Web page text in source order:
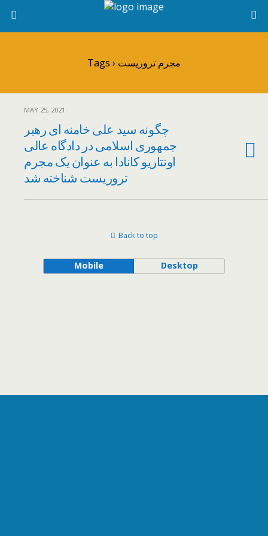
Tags › مجرم تروریست
MAY 25, 2021
چگونه سید علی خامنه ای رهبر
جمهوری اسلامی در دادگاه عالی
اونتاریو کانادا به عنوان یک مجرم
تروریست شناخته شد
Back to top
Mobile Desktop